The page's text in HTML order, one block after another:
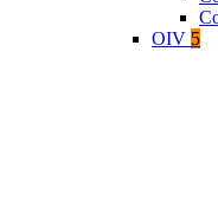
OIV 5